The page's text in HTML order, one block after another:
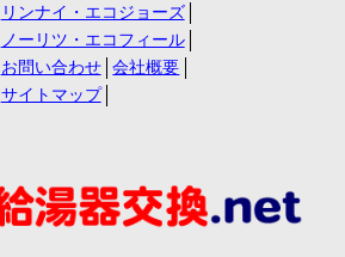
リンナイ・エコジョーズ
ノーリツ・エコフィール
お問い合わせ
会社概要
サイトマップ